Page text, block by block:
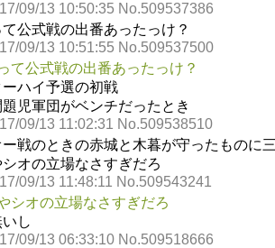
09/13 10:50:35 No.509537386
公式戦の出番あったっけ？
09/13 10:51:55 No.509537500
て公式戦の出番あったっけ？
ーハイ予選の初戦
題児軍団がベンチだったとき
09/13 11:02:31 No.509538510
ー戦のときの赤城と木暮が守ったものに
シオの立場なさすぎだろ
09/13 11:48:11 No.509543241
シオの立場なさすぎだろ
し
09/13 06:33:10 No.509518666